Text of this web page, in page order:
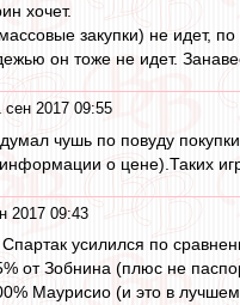
хочет.
закупки) не идет,
он тоже не идет.
сен 2017 09:55
чушь по повуду
о цене).Таких
2017 09:43
Спартак усилился по
от Зобнина (плюс не
Маурисио (и это в